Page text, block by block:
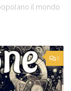
il mondo
0